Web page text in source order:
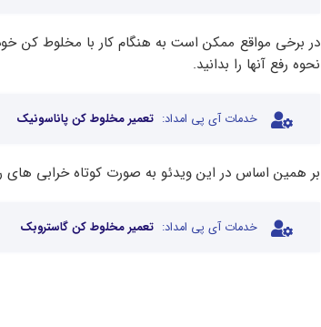
در برخی مواقع ممکن است به هنگام کار با مخلوط کن
نحوه رفع آنها را بدانید.
خدمات آی پی امداد: تعمیر مخلوط کن پاناسونیک
بر همین اساس در این ویدئو به صورت کوتاه خرابی‌ های
خدمات آی پی امداد: تعمیر مخلوط کن گاستروبک